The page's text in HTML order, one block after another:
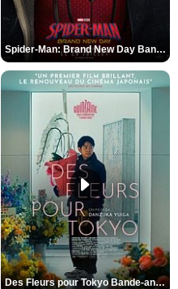
Spider-Man: Brand New Day Bande-annonce VO STFR
Des Fleurs pour Tokyo Bande-annonce VO STFR